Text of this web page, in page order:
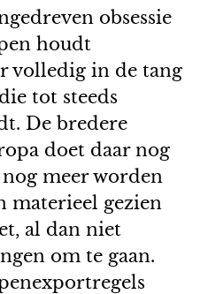
obsessie
houdt
volledig in de tang
tot steeds
De bredere
doet daar nog
meer worden
materieel gezien
al dan niet
om te gaan.